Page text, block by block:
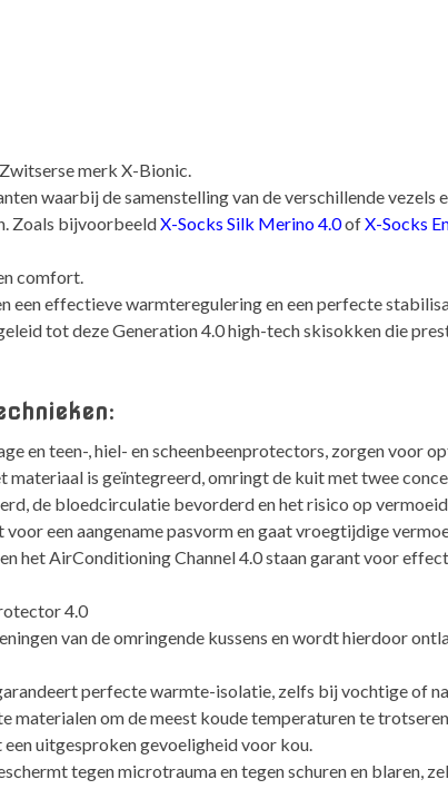
merk X-Bionic.
waarbij de samenstelling van de verschillende vezels
Zoals bijvoorbeeldX-Socks Silk Merino 4.0ofX-Socks
comfort.
een effectieve warmteregulering en een perfecte
tot deze Generation 4.0 high-tech skisokken die
en teen-, hiel- en scheenbeenprotectors, zorgen voor
materiaal is geïntegreerd, omringt de kuit met twee
de bloedcirculatie bevorderd en het risico op
een aangename pasvorm en gaat vroegtijdige
het AirConditioning Channel 4.0 staan garant voor
4.0
van de omringende kussens en wordt hierdoor
perfecte warmte-isolatie, zelfs bij vochtige of
materialen om de meest koude temperaturen te trotseren.
uitgesproken gevoeligheid voor kou.
tegen microtrauma en tegen schuren en blaren,